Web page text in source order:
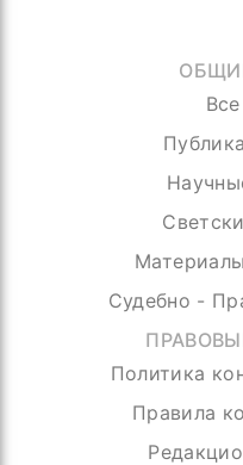
Судебно -
Политика
Правила